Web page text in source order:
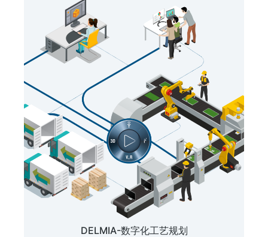
DELMIA-数字化工艺规划